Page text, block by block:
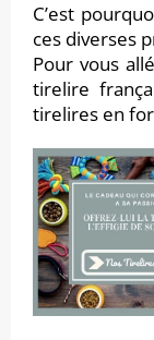
C’est
ces diverses
Pour vous
tirelire
tirelires en